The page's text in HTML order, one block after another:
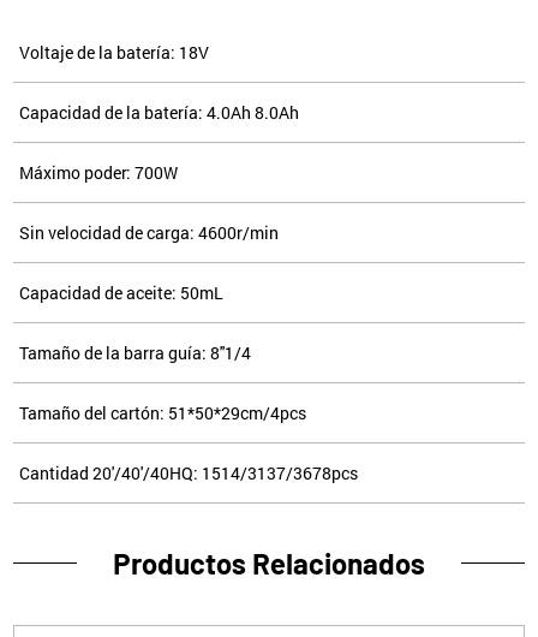
Voltaje de la batería: 18V
Capacidad de la batería: 4.0Ah 8.0Ah
Máximo poder: 700W
Sin velocidad de carga: 4600r/min
Capacidad de aceite: 50mL
Tamaño de la barra guía: 8''1/4
Tamaño del cartón: 51*50*29cm/4pcs
Cantidad 20'/40'/40HQ: 1514/3137/3678pcs
Productos Relacionados